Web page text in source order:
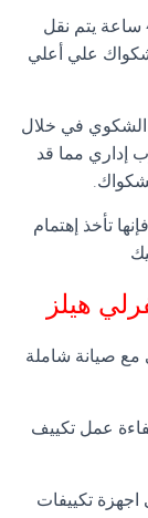
و في حاله لم يتم حل مشكلتك في خلال 48 ساعة يتم نقل
شكواك علي أعلي
الشكوي في خلال
تضارب إداري مما قد
تأخذ إهتمام
هيلز
مع صيانة شاملة
عمل تكييف
تكييفات